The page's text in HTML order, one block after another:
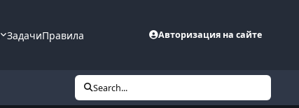
ЗадачиПравила Авторизация на сайте
Search...